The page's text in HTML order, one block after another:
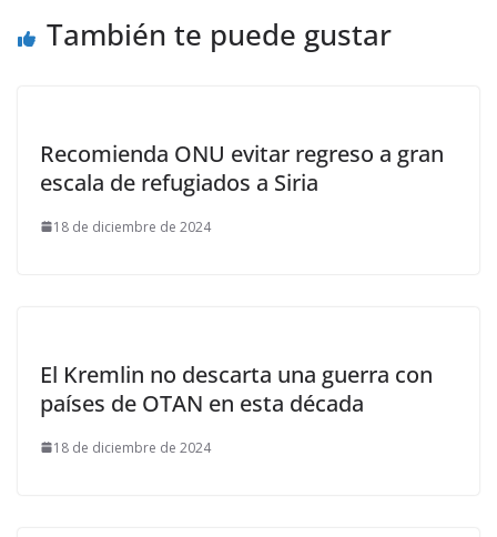
También te puede gustar
Recomienda ONU evitar regreso a gran
escala de refugiados a Siria
18 de diciembre de 2024
El Kremlin no descarta una guerra con
países de OTAN en esta década
18 de diciembre de 2024